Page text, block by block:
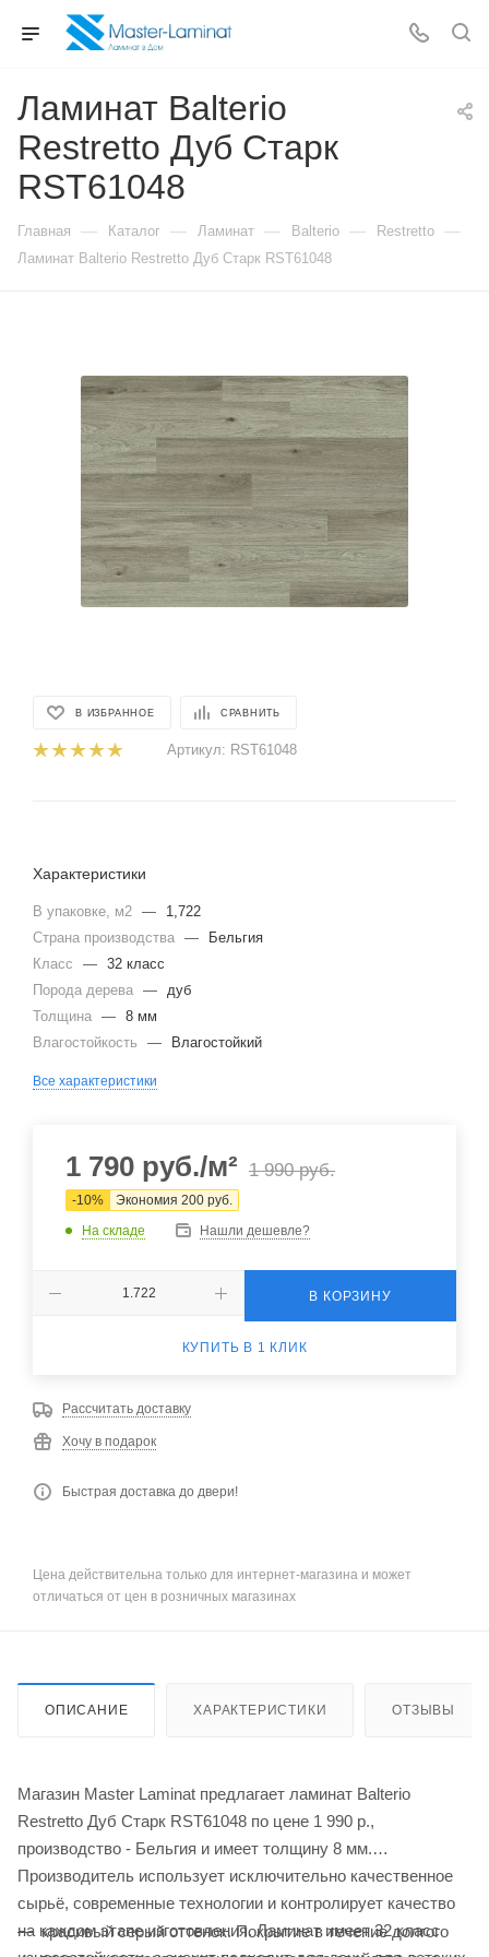
Ламинат Balterio
Restretto Дуб Старк
RST61048
Главная — Каталог — Ламинат — Balterio — Restretto —
Ламинат Balterio Restretto Дуб Старк RST61048
В ИЗБРАННОЕ СРАВНИТЬ
Артикул: RST61048
Характеристики
В упаковке, м2 —
1,722
Страна производства —
Бельгия
Класс
— 32 класс
Порода дерева — дуб
Толщина — 8 мм
Влагостойкость
— Влагостойкий
Все характеристики
1 790 руб./м² 1 990руб.
-10% Экономия 200 руб.
На складе
Нашли дешевле?
В КОРЗИНУ
КУПИТЬ В 1 КЛИК
Рассчитать доставку
Хочу в подарок
Быстрая доставка до двери!
Цена действительна только для интернет-магазина и может
отличаться от цен в розничных магазинах
ОПИСАНИЕ ХАРАКТЕРИСТИКИ ОТЗЫВЫ
Магазин Master Laminat предлагает ламинат Balterio
Restretto Дуб Старк RST61048 по цене 1 990 р.,
производство - Бельгия и имеет толщину 8 мм.
Производитель использует исключительно качественное
сырьё, современные технологии и контролирует качество
на каждом этапе изготовления. Ламинат имеет 32 класс
красивый серый оттенок. Покрытие в течение долгого